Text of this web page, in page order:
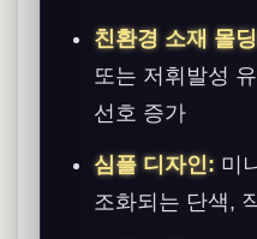
친환경 소재 몰
또는 저휘발성
선호 증가
심플 디자인: 미
조화되는 단색,